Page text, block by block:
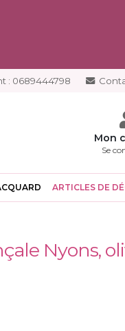
: 0689444798
Mon
Se
ARTICLES DE
Nyons,